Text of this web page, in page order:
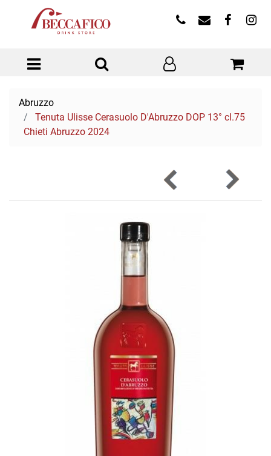
Open menu
Abruzzo
Tenuta Ulisse Cerasuolo D'Abruzzo DOP 13° cl.75
Chieti Abruzzo 2024